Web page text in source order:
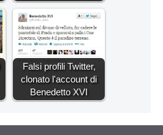
Falsi profili Twitter,
clonato l'account di
Benedetto XVI